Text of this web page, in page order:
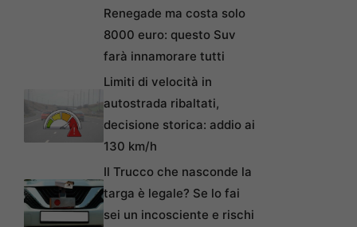
Renegade ma costa solo
8000 euro: questo Suv
farà innamorare tutti
Limiti di velocità in
autostrada ribaltati,
decisione storica: addio ai
130 km/h
Il Trucco che nasconde la
targa è legale? Se lo fai
sei un incosciente e rischi